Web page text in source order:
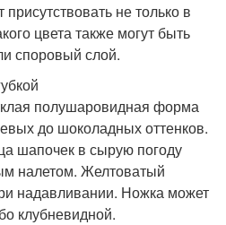
не только в
цвета также могут быть
споровый слой.
полушаровидная форма
до шоколадных оттенков.
шапочек в сырую погоду
налетом. Желтоватый
надавливании. Ножка может
клубневидной.